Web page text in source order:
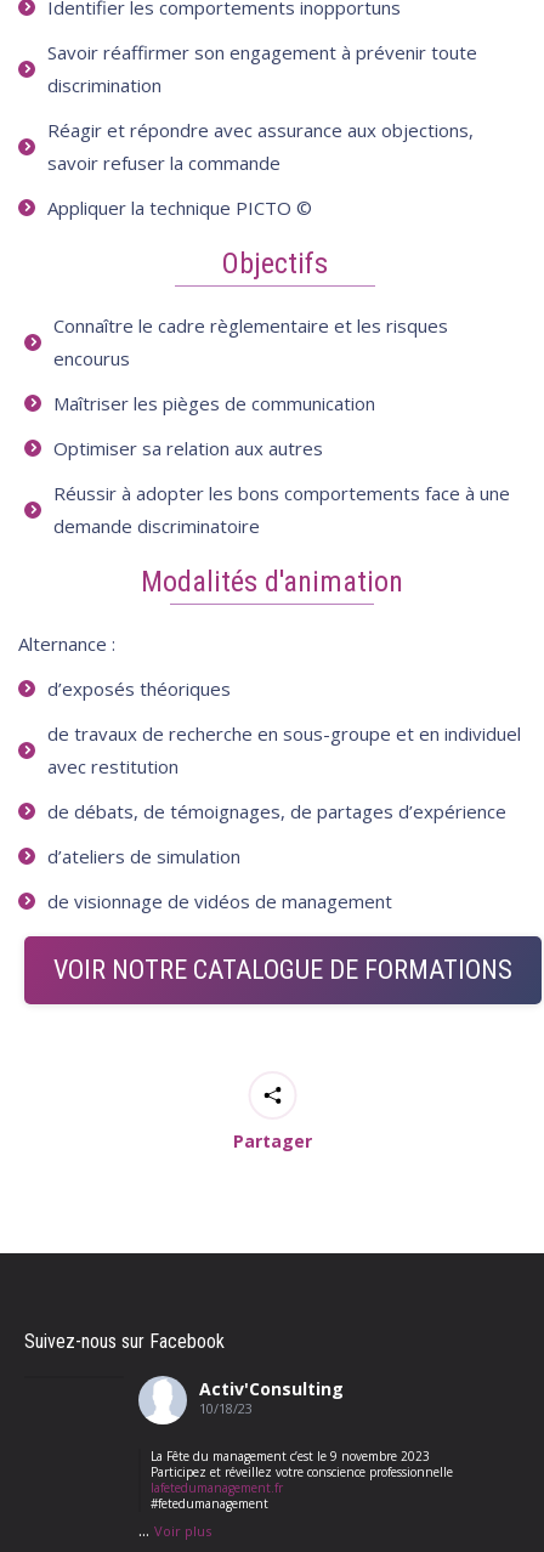
Identifier les comportements inopportuns
Savoir réaffirmer son engagement à prévenir toute
discrimination
Réagir et répondre avec assurance aux objections,
savoir refuser la commande
Appliquer la technique PICTO ©
Objectifs
Connaître le cadre règlementaire et les risques
encourus
Maîtriser les pièges de communication
Optimiser sa relation aux autres
Réussir à adopter les bons comportements face à une
demande discriminatoire
Modalités d'animation
Alternance :
d’exposés théoriques
de travaux de recherche en sous-groupe et en individuel
avec restitution
de débats, de témoignages, de partages d’expérience
d’ateliers de simulation
de visionnage de vidéos de management
VOIR NOTRE CATALOGUE DE FORMATIONS
Partager
Suivez-nous sur Facebook
Activ'Consulting
10/18/23
La Fête du management c’est le 9 novembre 2023
Participez et réveillez votre conscience professionnelle
lafetedumanagement.fr
#fetedumanagement
... Voir plus